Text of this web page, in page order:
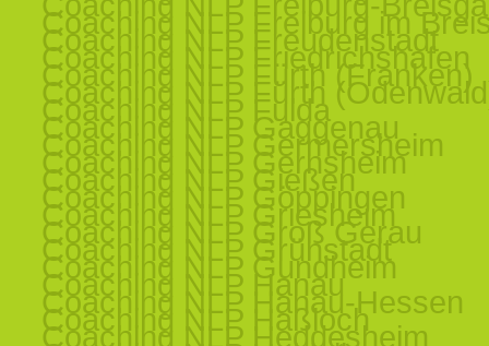
Coaching NLP Freiburg im
Coaching NLP Freudenstadt
Coaching NLP Friedrichshafen
Coaching NLP Fürth (Franken)
Coaching NLP Fürth
Coaching NLP Fulda
Coaching NLP Gaggenau
Coaching NLP Germersheim
Coaching NLP Gernsheim
Coaching NLP Gießen
Coaching NLP Göppingen
Coaching NLP Griesheim
Coaching NLP Groß Gerau
Coaching NLP Grünstadt
Coaching NLP Gundheim
Coaching NLP Hanau
Coaching NLP Hanau-Hessen
Coaching NLP Haßloch
Coaching NLP Heddesheim